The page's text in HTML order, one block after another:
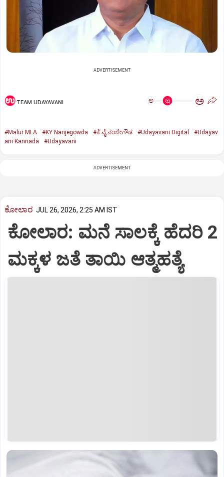
ADVERTISEMENT
TEAM UDAYAVANI ಅ ಅ
#Malur MLA #KY Nanjegowda #ಕೆ.ವೈ.ನಂಜೇಗೌಡ #Udayavani Digital
#Udayav
ani Kannada
#Udayavani
ADVERTISEMENT
ಕೋಲಾರ JUL 26, 2026, 2:25 AM IST
ಕೋಲಾರ: ಮನೆ ಸಾಲಕ್ಕೆ ಹೆದರಿ 2
ಮಕ್ಕಳ ಜತೆ ತಾಯಿ ಆತ್ಮಹತ್ಯೆ